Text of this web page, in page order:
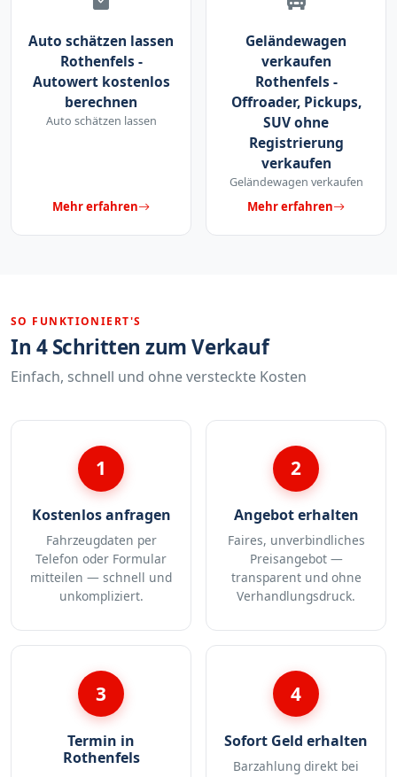
Auto schätzen lassen
Rothenfels -
Autowert kostenlos
berechnen
Auto schätzen lassen
Mehr erfahren
Geländewagen
verkaufen
Rothenfels -
Offroader, Pickups,
SUV ohne
Registrierung
verkaufen
Geländewagen verkaufen
Mehr erfahren
SO FUNKTIONIERT'S
In 4 Schritten zum Verkauf
Einfach, schnell und ohne versteckte Kosten
1
Kostenlos anfragen
Fahrzeugdaten per
Telefon oder Formular
mitteilen — schnell und
unkompliziert.
2
Angebot erhalten
Faires, unverbindliches
Preisangebot —
transparent und ohne
Verhandlungsdruck.
3
Termin in
Rothenfels
4
Sofort Geld erhalten
Barzahlung direkt bei